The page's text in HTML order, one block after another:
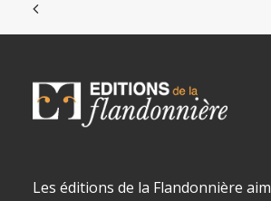
Les éditions de la Flandonnière